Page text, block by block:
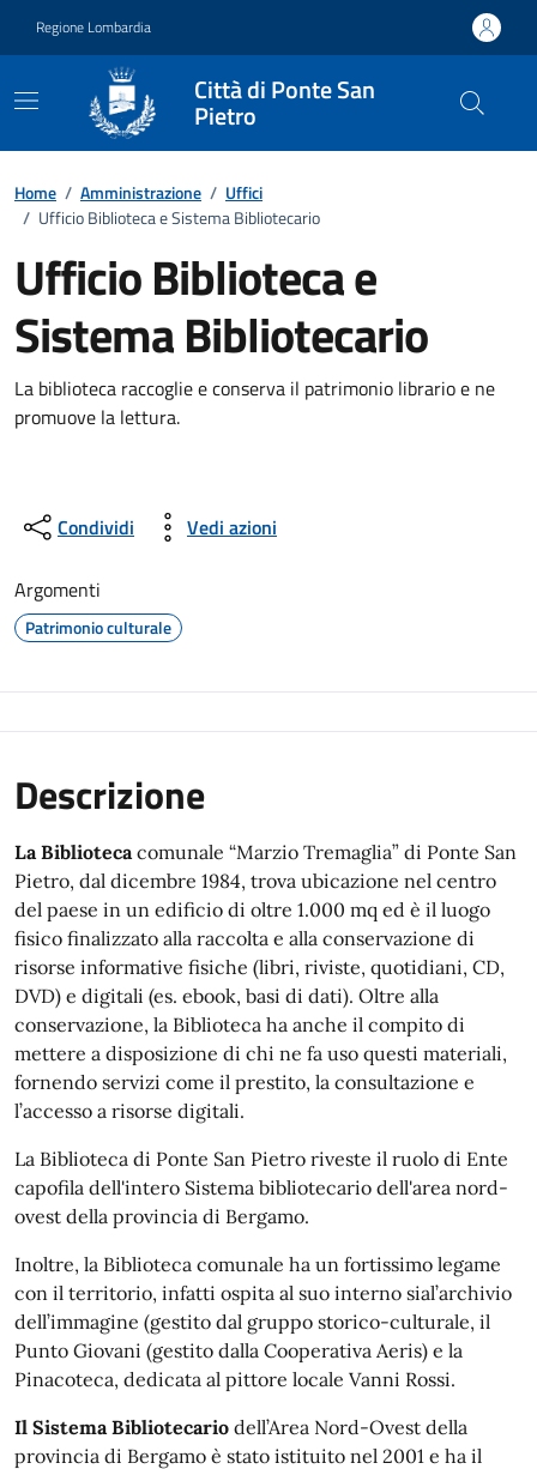
Regione Lombardia
Città di Ponte San
Pietro
Dettagli dell'ufficio
Home / Amministrazione / Uffici
/ Ufficio Biblioteca e Sistema Bibliotecario
Ufficio Biblioteca e
Sistema Bibliotecario
La biblioteca raccoglie e conserva il patrimonio librario e ne
promuove la lettura.
Condividi Vedi azioni
Argomenti
Patrimonio culturale
Descrizione
La Bibliotecacomunale “Marzio Tremaglia” di Ponte San
Pietro, dal dicembre 1984, trova ubicazione nel centro
del paese in un edificio di oltre 1.000 mq ed è il luogo
fisico finalizzato alla raccolta e alla conservazione di
risorse informative fisiche (libri, riviste, quotidiani, CD,
DVD) e digitali (es. ebook, basi di dati). Oltre alla
conservazione, la Biblioteca ha anche il compito di
mettere a disposizione di chi ne fa uso questi materiali,
fornendo servizi come il prestito, la consultazione e
l’accesso a risorse digitali.
La Biblioteca di Ponte San Pietro riveste il ruolo di Ente
capofila dell'intero Sistema bibliotecario dell'area nord-
ovest della provincia di Bergamo.
Inoltre, la Biblioteca comunale ha un fortissimo legame
con il territorio, infatti ospita al suo interno sial’archivio
dell’immagine (gestito dal gruppo storico-culturale, il
Punto Giovani (gestito dalla Cooperativa Aeris) e la
Pinacoteca, dedicata al pittore locale Vanni Rossi.
Il Sistema Bibliotecario dell’Area Nord-Ovest della
provincia di Bergamo è stato istituito nel 2001 e ha il